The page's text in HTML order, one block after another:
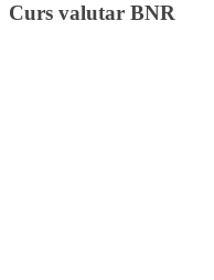
Curs valutar BNR